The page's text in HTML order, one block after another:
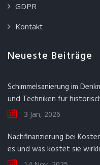
GDPR
Kontakt
Neueste Beiträge
Schimmelsanierung im
und Techniken für
3 Jan, 2026
Nachfinanzierung bei
es und was kostet sie